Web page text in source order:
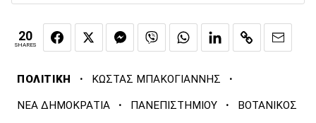
20
SHARES
ΠΟΛΙΤΙΚΗ · ΚΩΣΤΑΣ ΜΠΑΚΟΓΙΑΝΝΗΣ ·
ΝΕΑ ΔΗΜΟΚΡΑΤΙΑ · ΠΑΝΕΠΙΣΤΗΜΙΟΥ · ΒΟΤΑΝΙΚΟΣ